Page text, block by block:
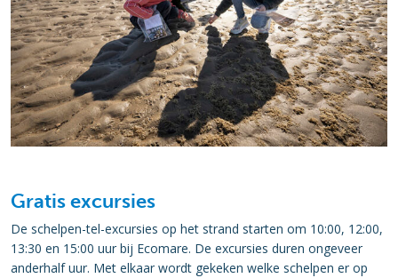
Gratis excursies
De schelpen-tel-excursies op het strand starten om 10:00, 12:00,
13:30 en 15:00 uur bij Ecomare. De excursies duren ongeveer
anderhalf uur. Met elkaar wordt gekeken welke schelpen er op